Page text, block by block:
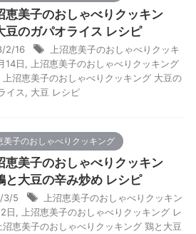
恵美子のおしゃべりクッキン
豆のガパオライス レシピ
2/16
上沼恵美子のおしゃべりクッキ
14日
上沼恵美子のおしゃべりクッキング
上沼恵美子のおしゃべりクッキング 大豆の
イス
大豆 レシピ
美子のおしゃべりクッキング
恵美子のおしゃべりクッキン
と大豆の辛み炒め レシピ
3/5
上沼恵美子のおしゃべりクッキン
日
上沼恵美子のおしゃべりクッキング レ
沼恵美子のおしゃべりクッキング 鶏と大豆